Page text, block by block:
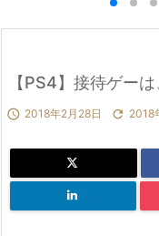
【PS4】接待ゲー
 2018年2月28日  2018